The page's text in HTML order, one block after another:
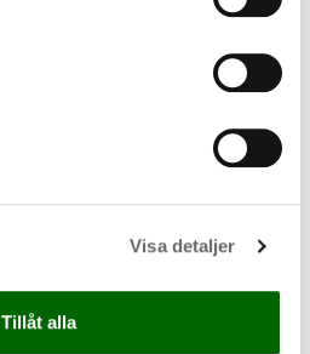
Visa detaljer
Tillåt alla